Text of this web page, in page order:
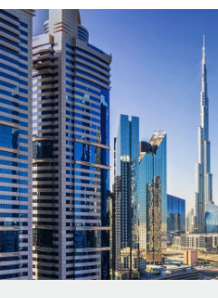
SERVICES
Perguntar a um especialista
Obtenha apoio
conformidade globais
Integre os RH globais na
flexível
CASE STUDIES
Français
Deutsch
Español
Italiano
Português (Portugal)
日本語
한국어